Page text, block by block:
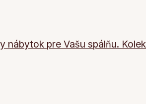
pre Vašu spálňu.